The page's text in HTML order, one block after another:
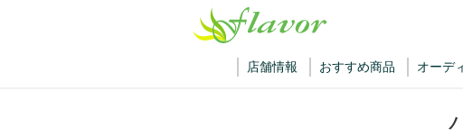
店舗情報 おすすめ商品 オーデ